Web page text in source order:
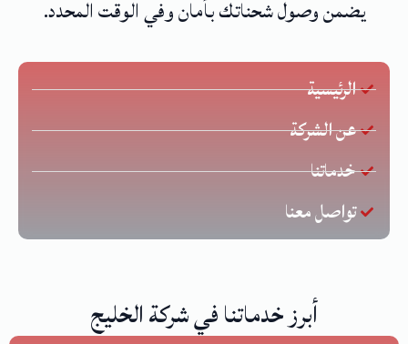
يضمن وصول شحناتك بأمان وفي الوقت المحدد.
الرئيسية
عن الشركة
خدماتنا
تواصل معنا
أبرز خدماتنا في شركة الخليج